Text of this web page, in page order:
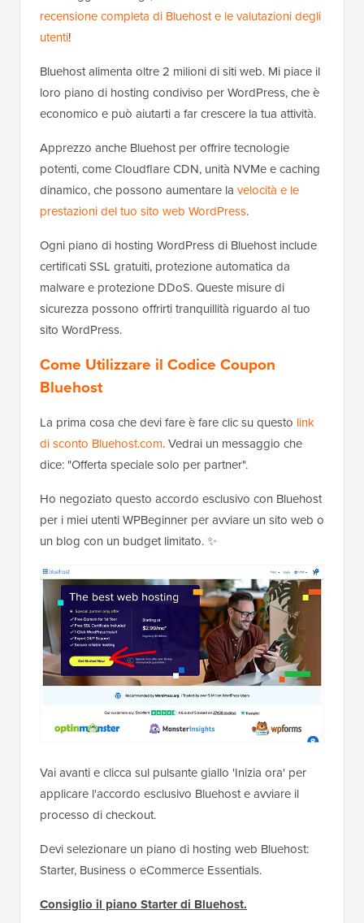
recensione completa di Bluehost e le valutazioni degli
utenti!
Bluehost alimenta oltre 2 milioni di siti web. Mi piace il
loro piano di hosting condiviso per WordPress, che è
economico e può aiutarti a far crescere la tua attività.
Apprezzo anche Bluehost per offrire tecnologie
potenti, come Cloudflare CDN, unità NVMe e caching
dinamico, che possono aumentare la velocità e le
prestazioni del tuo sito web WordPress.
Ogni piano di hosting WordPress di Bluehost include
certificati SSL gratuiti, protezione automatica da
malware e protezione DDoS. Queste misure di
sicurezza possono offrirti tranquillità riguardo al tuo
sito WordPress.
Come Utilizzare il Codice Coupon
Bluehost
La prima cosa che devi fare è fare clic su questo link
di sconto Bluehost.com. Vedrai un messaggio che
dice: "Offerta speciale solo per partner".
Ho negoziato questo accordo esclusivo con Bluehost
per i miei utenti WPBeginner per avviare un sito web o
un blog con un budget limitato. ✨
Vai avanti e clicca sul pulsante giallo 'Inizia ora' per
applicare l'accordo esclusivo Bluehost e avviare il
processo di checkout.
Devi selezionare un piano di hosting web Bluehost:
Starter, Business o eCommerce Essentials.
Consiglio il piano Starter di Bluehost.